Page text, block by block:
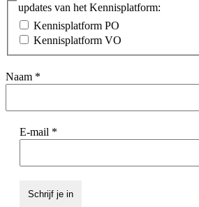
updates van het Kennisplatform:
Kennisplatform PO
Kennisplatform VO
Naam *
E-mail *